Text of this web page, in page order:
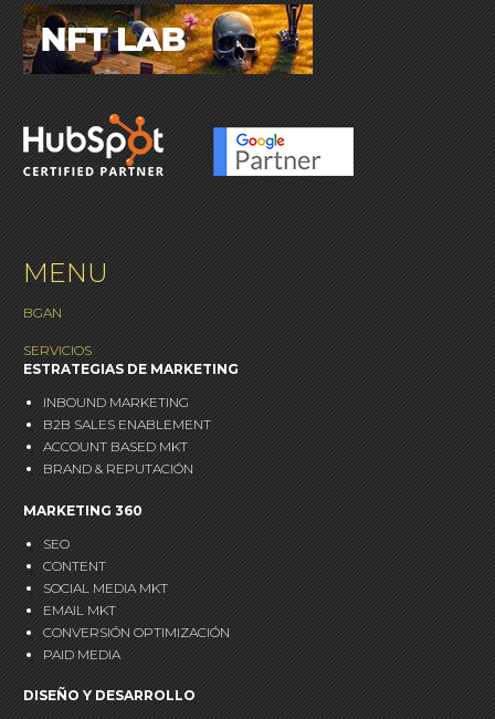
MENU
BGAN
SERVICIOS
ESTRATEGIAS DE MARKETING
INBOUND MARKETING
B2B SALES ENABLEMENT
ACCOUNT BASED MKT
BRAND & REPUTACIÓN
MARKETING 360
SEO
CONTENT
SOCIAL MEDIA MKT
EMAIL MKT
CONVERSIÓN OPTIMIZACIÓN
PAID MEDIA
DISEÑO Y DESARROLLO